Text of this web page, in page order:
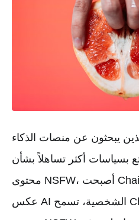
يبحثون عن منصات الذكاء
بسياسات أكثر تساهلاً بشأن
محتوى NSFW، أصبحت Chai AI بديلاً شائعًا. على
عكس AI الشخصية، تسمح Chai AI ببعض أشكال